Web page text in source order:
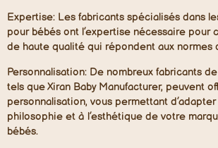
Expertise: Les fabricants spécialisés dans
pour bébés ont l’expertise nécessaire pour
de haute qualité qui répondent aux normes
Personnalisation: De nombreux fabricants
tels que Xiran Baby Manufacturer, peuvent
personnalisation, vous permettant
philosophie et à l’esthétique de votre
bébés.